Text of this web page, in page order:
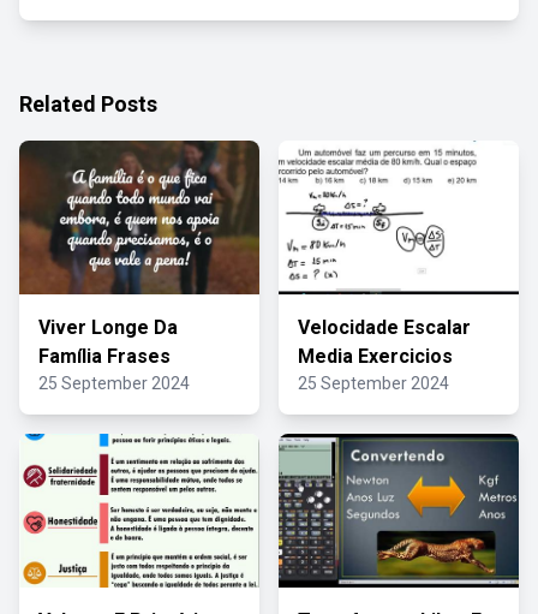
Related Posts
Viver Longe Da
Família Frases
25 September 2024
Velocidade Escalar
Media Exercicios
25 September 2024